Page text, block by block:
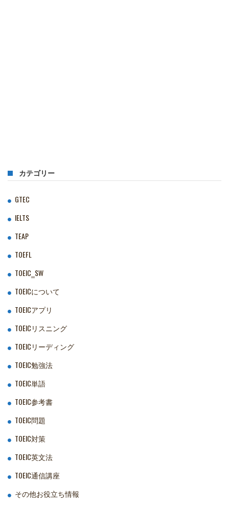
カテゴリー
GTEC
IELTS
TEAP
TOEFL
TOEIC‗SW
TOEICについて
TOEICアプリ
TOEICリスニング
TOEICリーディング
TOEIC勉強法
TOEIC単語
TOEIC参考書
TOEIC問題
TOEIC対策
TOEIC英文法
TOEIC通信講座
その他お役立ち情報